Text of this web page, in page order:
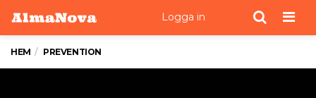
Logga in
HEM PREVENTION